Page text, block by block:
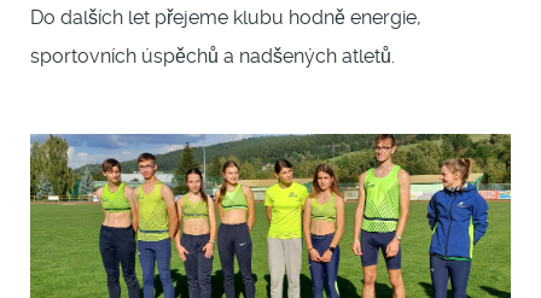
Do dalších let přejeme klubu hodně energie,
sportovních úspěchů a nadšených atletů.